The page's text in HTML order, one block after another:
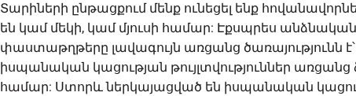
Տարիների ընթացքում մենք ունեցել ենք
են կամ մեկի, կամ մյուսի համար: Էքսպրես անձնական
փաստաթղթերը լավագույն առցանց ծառայությունն
իսպանական կացության թույլտվություններ առցանց
համար: Ստորև ներկայացված են իսպանական